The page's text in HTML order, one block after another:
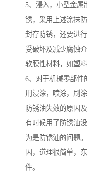
5、浸入，小型金属
锈，采用上述涂抹
封存防锈，还要进
受破坏及减少腐蚀
软膜性材料，如塑
6、对于机械零部件
用浸涂，喷涂，刷涂
防锈油失效的原因
有时候用了防锈油
为是防锈油的问题
因，道理很简单，
件。